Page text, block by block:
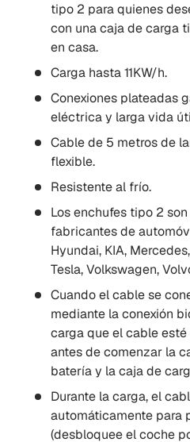
tipo 2 para quienes
con una caja de carga
en casa.
Carga hasta 11KW/h.
Conexiones plateadas
eléctrica y larga vida
Cable de 5 metros de
flexible.
Resistente al frío.
Los enchufes tipo 2
fabricantes de
Hyundai, KIA,
Tesla, Volkswagen,
Cuando el cable se
mediante la conexión
carga que el cable
antes de comenzar la
batería y la caja de
Durante la carga, el
automáticamente para
(desbloquee el coche